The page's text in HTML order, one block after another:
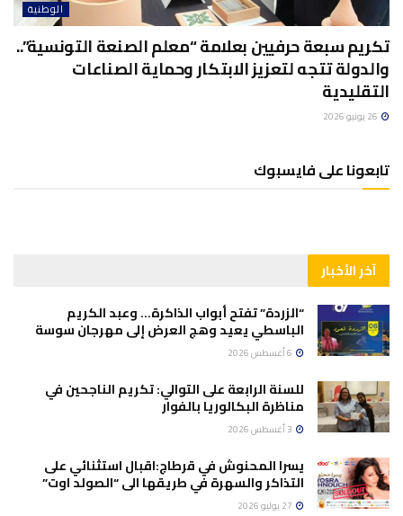
الوطنية
تكريم سبعة حرفيين بعلامة “معلم الصنعة التونسية”..
والدولة تتجه لتعزيز الابتكار وحماية الصناعات
التقليدية
تابعونا على فايسبوك
آخر الأخبار
“الزردة” تفتح أبواب الذاكرة… وعبد الكريم
الباسطي يعيد وهج العرض إلى مهرجان سوسة
للسنة الرابعة على التوالي: تكريم الناجحين في
مناظرة البكالوريا بالفوار
يسرا المحنوش في قرطاج:اقبال استثنائي على
التذاكر والسهرة في طريقها الى “الصولد اوت”